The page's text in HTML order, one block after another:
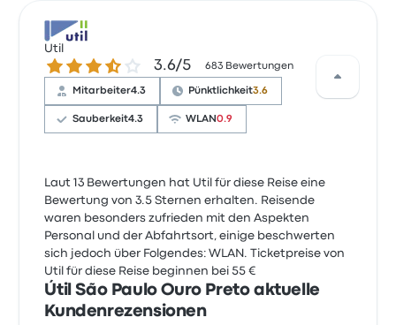
Util
3.6 von 5 Sternen3.6/5 683 Bewertungen
Mitarbeiter4.3 Pünktlichkeit3.6
Sauberkeit4.3 WLAN0.9
Laut 13 Bewertungen hat Util für diese Reise eine
Bewertung von 3.5 Sternen erhalten. Reisende
waren besonders zufrieden mit den Aspekten
Personal und der Abfahrtsort, einige beschwerten
sich jedoch über Folgendes: WLAN. Ticketpreise von
Util für diese Reise beginnen bei 55 €
Útil São Paulo Ouro Preto aktuelle
Kundenrezensionen